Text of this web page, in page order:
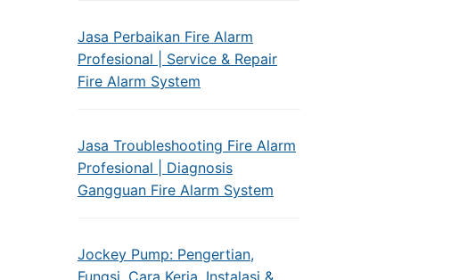
Jasa Perbaikan Fire Alarm
Profesional | Service & Repair
Fire Alarm System
Jasa Troubleshooting Fire Alarm
Profesional | Diagnosis
Gangguan Fire Alarm System
Jockey Pump: Pengertian,
Fungsi, Cara Kerja, Instalasi &